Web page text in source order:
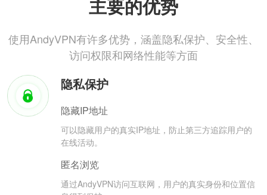
主要的优势
使用AndyVPN有许多优势，涵盖隐私保护、安全性、
访问权限和网络性能等方面
隐私保护
隐藏IP地址
可以隐藏用户的真实IP地址，防止第三方追踪用户的
在线活动。
匿名浏览
通过AndyVPN访问互联网，用户的真实身份和位置信